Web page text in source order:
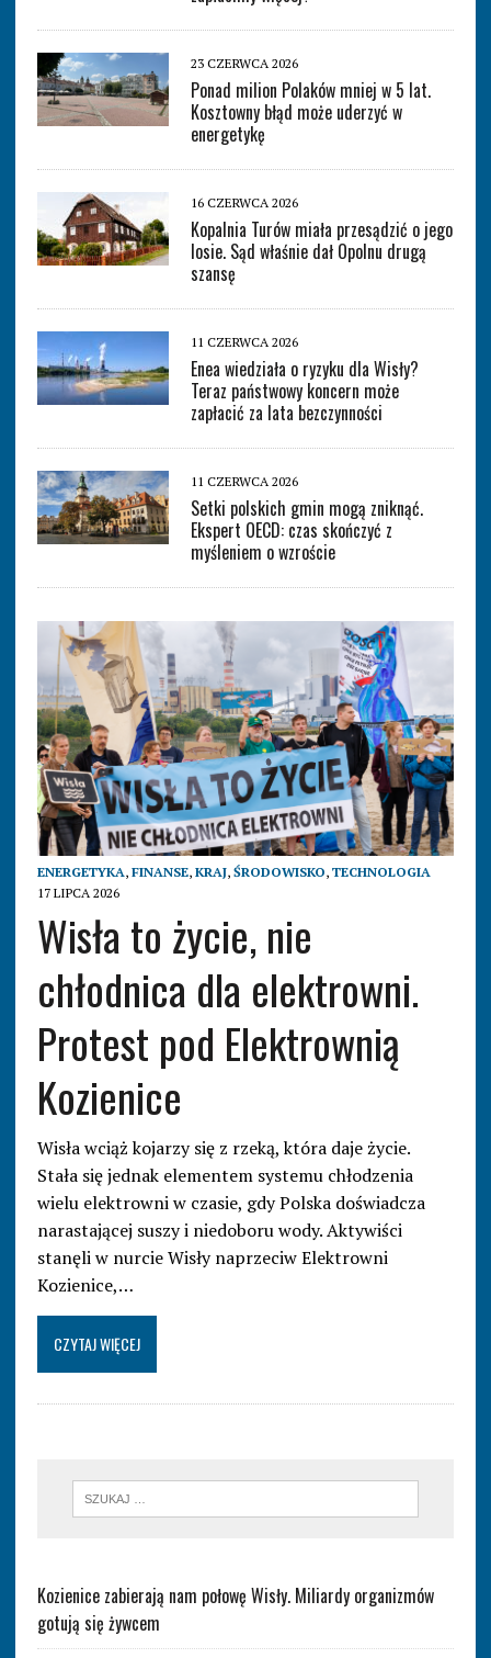
23 CZERWCA 2026
Ponad milion Polaków mniej w 5 lat.
Kosztowny błąd może uderzyć w
energetykę
16 CZERWCA 2026
Kopalnia Turów miała przesądzić o jego
losie. Sąd właśnie dał Opolnu drugą
szansę
11 CZERWCA 2026
Enea wiedziała o ryzyku dla Wisły?
Teraz państwowy koncern może
zapłacić za lata bezczynności
11 CZERWCA 2026
Setki polskich gmin mogą zniknąć.
Ekspert OECD: czas skończyć z
myśleniem o wzroście
ENERGETYKA, FINANSE, KRAJ, ŚRODOWISKO, TECHNOLOGIA
17 LIPCA 2026
Wisła to życie, nie
chłodnica dla elektrowni.
Protest pod Elektrownią
Kozienice
Wisła wciąż kojarzy się z rzeką, która daje życie.
Stała się jednak elementem systemu chłodzenia
wielu elektrowni w czasie, gdy Polska doświadcza
narastającej suszy i niedoboru wody. Aktywiści
stanęli w nurcie Wisły naprzeciw Elektrowni
Kozienice,…
CZYTAJ WIĘCEJ
Kozienice zabierają nam połowę Wisły. Miliardy organizmów
gotują się żywcem